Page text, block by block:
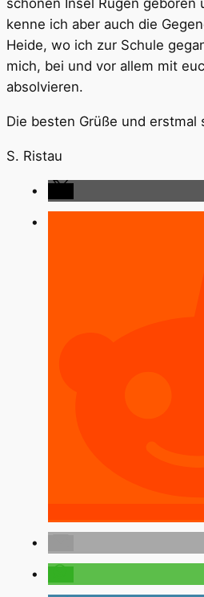
schönen Insel Rügen geboren
kenne ich aber auch die
Heide, wo ich zur Schule
mich, bei und vor allem mit
absolvieren.
Die besten Grüße und erstmal
S. Ristau